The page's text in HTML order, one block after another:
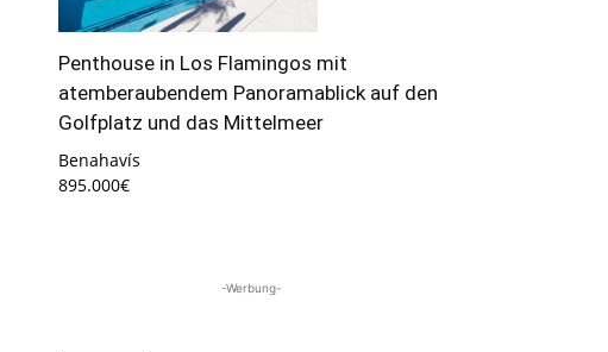
Penthouse in Los Flamingos mit
atemberaubendem Panoramablick auf den
Golfplatz und das Mittelmeer
Benahavís
895.000€
-Werbung-